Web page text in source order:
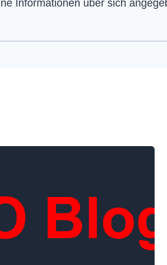
Informationen über sich